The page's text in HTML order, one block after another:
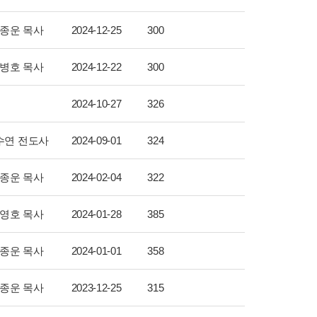
운 목사 2024-12-25 300
호 목사 2024-12-22 300
2024-10-27 326
연 전도사 2024-09-01 324
운 목사 2024-02-04 322
호 목사 2024-01-28 385
운 목사 2024-01-01 358
운 목사 2023-12-25 315